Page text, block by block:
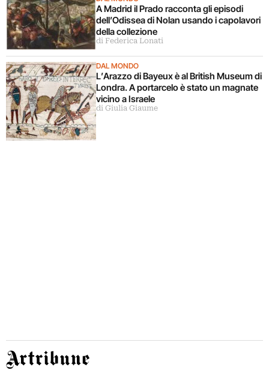
A Madrid il Prado racconta gli episodi
dell’Odissea di Nolan usando i capolavori
della collezione
di Federica Lonati
DAL MONDO
L’Arazzo di Bayeux è al British Museum di
Londra. A portarcelo è stato un magnate
vicino a Israele
di Giulia Giaume
Artribune